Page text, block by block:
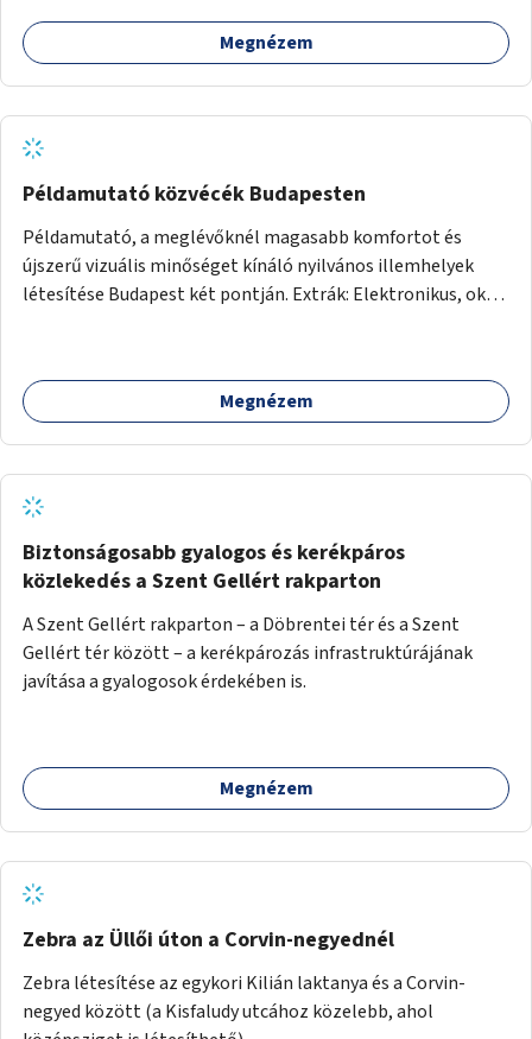
Megnézem
Példamutató közvécék Budapesten
Példamutató, a meglévőknél magasabb komfortot és
újszerű vizuális minőséget kínáló nyilvános illemhelyek
létesítése Budapest két pontján. Extrák: Elektronikus, okos
(pl. ivókút, telefontöltés).
Megnézem
Biztonságosabb gyalogos és kerékpáros
közlekedés a Szent Gellért rakparton
A Szent Gellért rakparton – a Döbrentei tér és a Szent
Gellért tér között – a kerékpározás infrastruktúrájának
javítása a gyalogosok érdekében is.
Megnézem
Zebra az Üllői úton a Corvin-negyednél
Zebra létesítése az egykori Kilián laktanya és a Corvin-
negyed között (a Kisfaludy utcához közelebb, ahol